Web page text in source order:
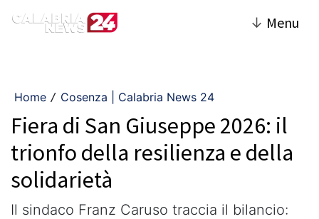
↓ Menu
Home / Cosenza | Calabria News 24
Fiera di San Giuseppe 2026: il
trionfo della resilienza e della
solidarietà
Il sindaco Franz Caruso traccia il bilancio: